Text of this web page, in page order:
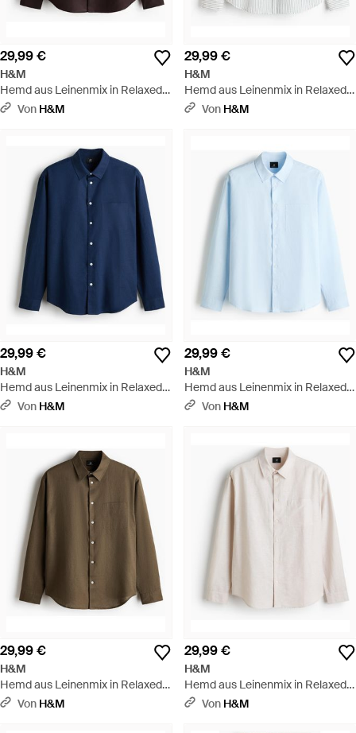
29,99 €
H&M
Hemd aus Leinenmix in Relaxed
Fit - Braun
Von H&M
29,99 €
H&M
Hemd aus Leinenmix in Relaxed
Fit - Weiß
Von H&M
29,99 €
H&M
Hemd aus Leinenmix in Relaxed
Fit - Blau
Von H&M
29,99 €
H&M
Hemd aus Leinenmix in Relaxed
Fit - Blau
Von H&M
29,99 €
H&M
Hemd aus Leinenmix in Relaxed
Fit - Braun
Von H&M
29,99 €
H&M
Hemd aus Leinenmix in Relaxed
Fit - Weiß
Von H&M